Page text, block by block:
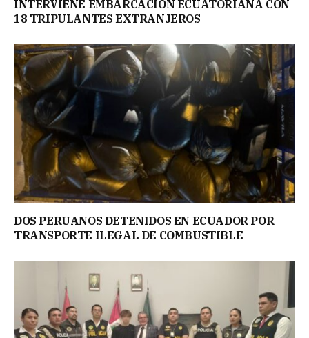
INTERVIENE EMBARCACIÓN ECUATORIANA CON
18 TRIPULANTES EXTRANJEROS
DOS PERUANOS DETENIDOS EN ECUADOR POR
TRANSPORTE ILEGAL DE COMBUSTIBLE